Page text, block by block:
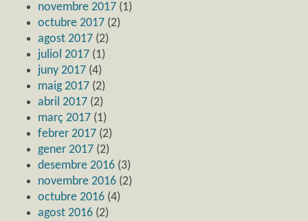
novembre 2017 (1)
octubre 2017 (2)
agost 2017 (2)
juliol 2017 (1)
juny 2017 (4)
maig 2017 (2)
abril 2017 (2)
març 2017 (1)
febrer 2017 (2)
gener 2017 (2)
desembre 2016 (3)
novembre 2016 (2)
octubre 2016 (4)
agost 2016 (2)